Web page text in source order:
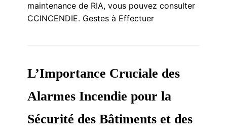
maintenance de RIA, vous pouvez consulter
CCINCENDIE. Gestes à Effectuer
L’Importance Cruciale des
Alarmes Incendie pour la
Sécurité des Bâtiments et des